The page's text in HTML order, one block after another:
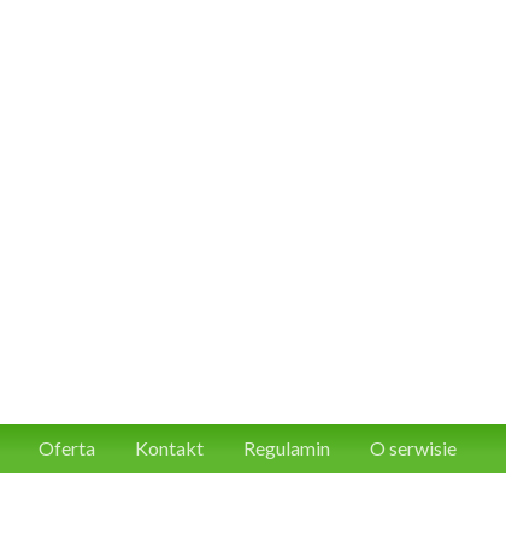
Oferta Kontakt Regulamin O serwisie